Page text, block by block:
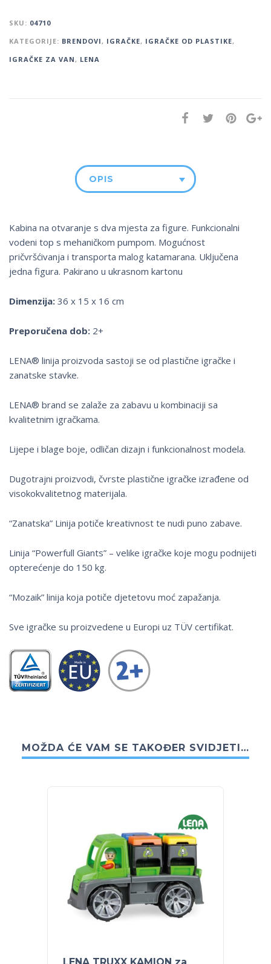
SKU: 04710
KATEGORIJE: BRENDOVI, IGRAČKE, IGRAČKE OD PLASTIKE,
IGRAČKE ZA VAN, LENA
OPIS
Kabina na otvaranje s dva mjesta za figure. Funkcionalni
vodeni top s mehaničkom pumpom. Mogućnost
pričvršćivanja i transporta malog katamarana. Uključena
jedna figura. Pakirano u ukrasnom kartonu
Dimenzija: 36 x 15 x 16 cm
Preporučena dob: 2+
LENA® linija proizvoda sastoji se od plastične igračke i
zanatske stavke.
LENA® brand se zalaže za zabavu u kombinaciji sa
kvalitetnim igračkama.
Lijepe i blage boje, odličan dizajn i funkcionalnost modela.
Dugotrajni proizvodi, čvrste plastične igračke izrađene od
visokokvalitetnog materijala.
“Zanatska” Linija potiče kreativnost te nudi puno zabave.
Linija “Powerfull Giants” – velike igračke koje mogu podnijeti
opterećenje do 150 kg.
“Mozaik” linija koja potiče djetetovu moć zapažanja.
Sve igračke su proizvedene u Europi uz TÜV certifikat.
MOŽDA ĆE VAM SE TAKOĐER SVIDJETI…